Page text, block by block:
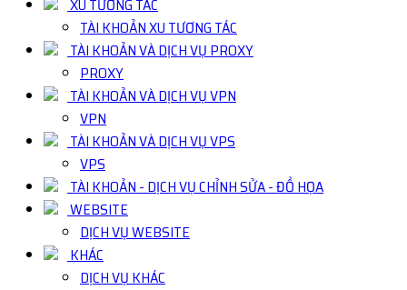
XU TƯƠNG TÁC
TÀI KHOẢN XU TƯƠNG TÁC
TÀI KHOẢN VÀ DỊCH VỤ PROXY
PROXY
TÀI KHOẢN VÀ DỊCH VỤ VPN
VPN
TÀI KHOẢN VÀ DỊCH VỤ VPS
VPS
TÀI KHOẢN - DỊCH VỤ CHỈNH SỬA - ĐỒ HỌA
WEBSITE
DỊCH VỤ WEBSITE
KHÁC
DỊCH VỤ KHÁC